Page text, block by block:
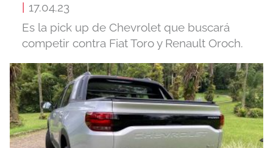
17.04.23
Es la pick up de Chevrolet que buscará
competir contra Fiat Toro y Renault Oroch.